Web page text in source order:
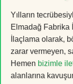
Yılların
Elmadağ Fabrika
İlaçlama olarak,
zarar vermeyen,
Hemen bizimle
alanlarına